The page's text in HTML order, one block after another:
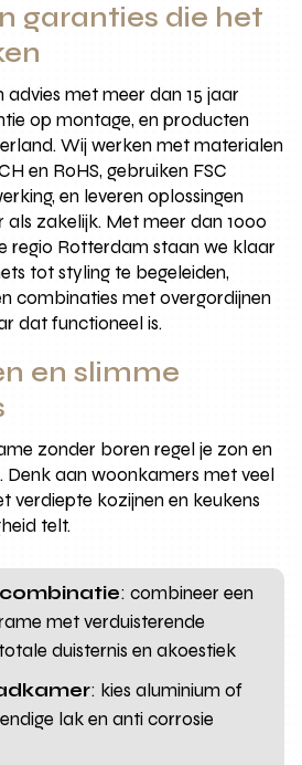
garanties die het
met meer dan 15 jaar
op montage, en producten
Wij werken met materialen
en RoHS, gebruiken FSC
en leveren oplossingen
zakelijk. Met meer dan 1000
regio Rotterdam staan we klaar
tot styling te begeleiden,
combinaties met overgordijnen
dat functioneel is.
en slimme
zonder boren regel je zon en
Denk aan woonkamers met veel
verdiepte kozijnen en keukens
telt.
: combineer een
met verduisterende
duisternis en akoestiek
: kies aluminium of
lak en anti corrosie